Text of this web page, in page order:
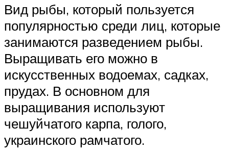
Вид рыбы, который пользуется
популярностью среди лиц, которые
занимаются разведением рыбы.
Выращивать его можно в
искусственных водоемах, садках,
прудах. В основном для
выращивания используют
чешуйчатого карпа, голого,
украинского рамчатого.